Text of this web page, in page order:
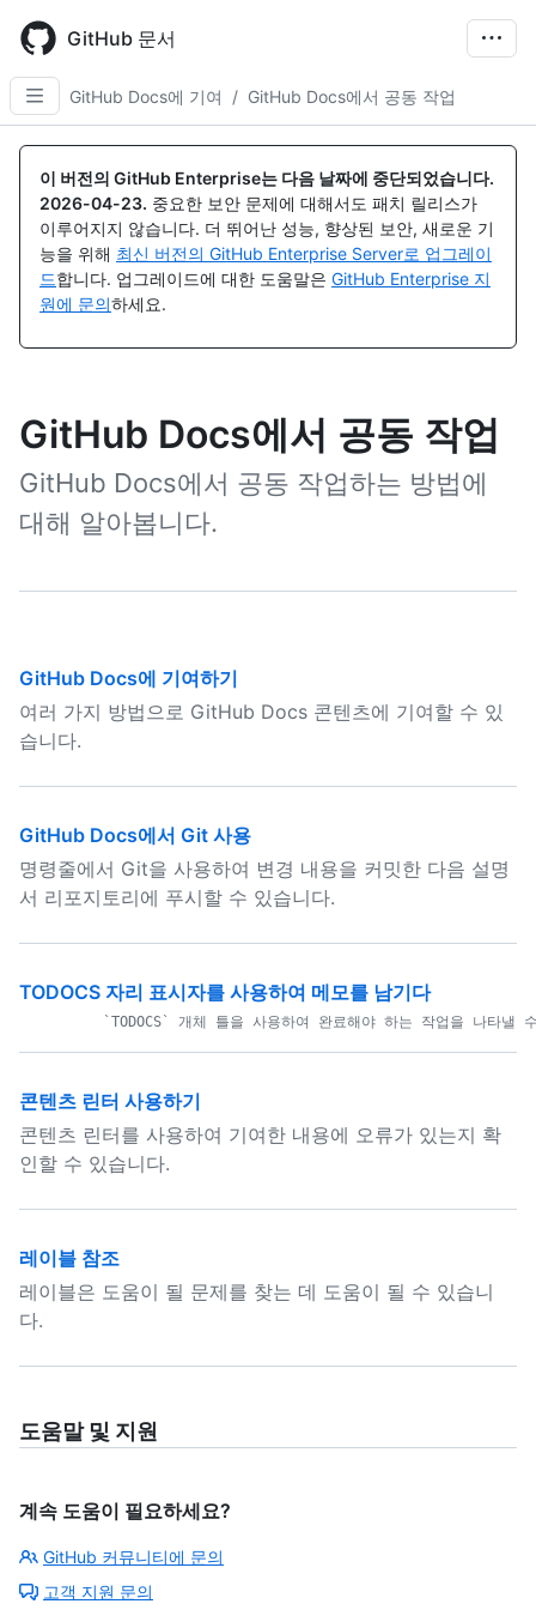
main
content
GitHub 문서
GitHub Docs에 기여 / GitHub Docs에서 공동 작업
이 버전의 GitHub Enterprise는 다음 날짜에 중단되었습니다.
2026-04-23. 중요한 보안 문제에 대해서도 패치 릴리스가
이루어지지 않습니다. 더 뛰어난 성능, 향상된 보안, 새로운 기
능을 위해 최신 버전의 GitHub Enterprise Server로 업그레이
드합니다. 업그레이드에 대한 도움말은 GitHub Enterprise 지
원에 문의하세요.
GitHub Docs에서 공동 작업
GitHub Docs에서 공동 작업하는 방법에
대해 알아봅니다.
GitHub Docs에 기여하기
여러 가지 방법으로 GitHub Docs 콘텐츠에 기여할 수 있
습니다.
GitHub Docs에서 Git 사용
명령줄에서 Git을 사용하여 변경 내용을 커밋한 다음 설명
서 리포지토리에 푸시할 수 있습니다.
TODOCS 자리 표시자를 사용하여 메모를 남기다
콘텐츠 린터 사용하기
콘텐츠 린터를 사용하여 기여한 내용에 오류가 있는지 확
인할 수 있습니다.
레이블 참조
레이블은 도움이 될 문제를 찾는 데 도움이 될 수 있습니
다.
도움말 및 지원
계속 도움이 필요하세요?
GitHub 커뮤니티에 문의
고객 지원 문의